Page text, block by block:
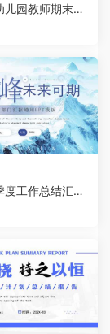
儿园教师期末工
工作总结汇报P